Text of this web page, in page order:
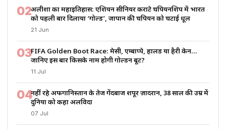
02अलीशा का महाइतिहास: एशियन सीनियर कराटे चैंपियनशिप में भारत
को पहली बार दिलाया ‘गोल्ड’, जापान की चैंपियन को चटाई धूल
21 Jun
03FIFA Golden Boot Race: मेसी, एम्बाप्पे, हालैंड या हैरी केन…
जानिए इस बार किसके नाम होगी गोल्डन बूट?
11 Jul
04नहीं रहे अफगानिस्तान के तेज गेंदबाज शपूर ज़ादरान, 38 साल की उम्र में
दुनिया को कहा अलविदा
07 Jul